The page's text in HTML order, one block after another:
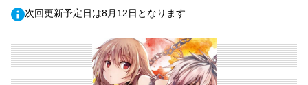
次回更新予定日は8月12日となります